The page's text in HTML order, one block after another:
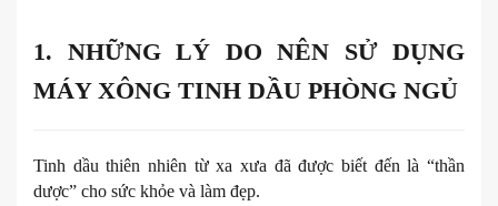
1. NHỮNG LÝ DO NÊN SỬ DỤNG
MÁY XÔNG TINH DẦU PHÒNG NGỦ
Tinh dầu thiên nhiên từ xa xưa đã được biết đến là “thần
dược” cho sức khỏe và làm đẹp.